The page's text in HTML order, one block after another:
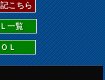
こちら
一覧
ＯＬ